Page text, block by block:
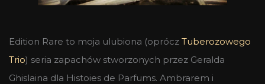
Edition Rare to moja ulubiona (oprócz Tuberozowego
Trio) seria zapachów stworzonych przez Geralda
Ghislaina dla Histoies de Parfums. Ambrarem i